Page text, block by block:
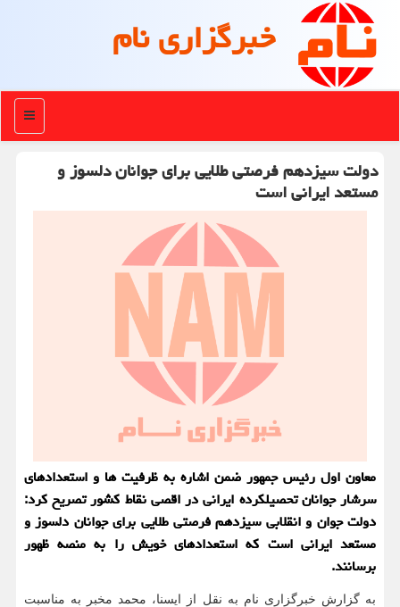
خبرگزاری نام
منو
دولت سیزدهم فرصتی طلایی برای جوانان دلسوز و
مستعد ایرانی است
معاون اول رئیس جمهور ضمن اشاره به ظرفیت ها و استعدادهای
سرشار جوانان تحصیلکرده ایرانی در اقصی نقاط کشور تصریح کرد:
دولت جوان و انقلابی سیزدهم فرصتی طلایی برای جوانان دلسوز و
مستعد ایرانی است که استعدادهای خویش را به منصه ظهور
برسانند.
به گزارش خبرگزاری نام به نقل از ایسنا، محمد مخبر به مناسبت